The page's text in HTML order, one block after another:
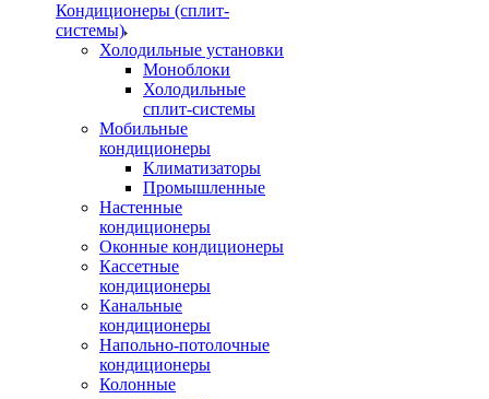
Кондиционеры (сплит-
системы)
Холодильные установки
Моноблоки
Холодильные
сплит-системы
Мобильные
кондиционеры
Климатизаторы
Промышленные
Настенные
кондиционеры
Оконные кондиционеры
Кассетные
кондиционеры
Канальные
кондиционеры
Напольно-потолочные
кондиционеры
Колонные